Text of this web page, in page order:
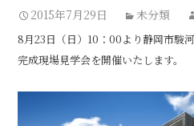
2015年7月29日 未分類
8月23日（日）10：00より静岡市駿
完成現場見学会を開催いたします。